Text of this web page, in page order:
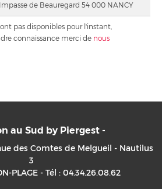
Impasse de Beauregard 54 000 NANCY
pas disponibles pour l'instant,
connaissance merci de nous
au Sud by Piergest -
des Comtes de Melgueil - Nautilus
3
PLAGE - Tél : 04.34.26.08.62